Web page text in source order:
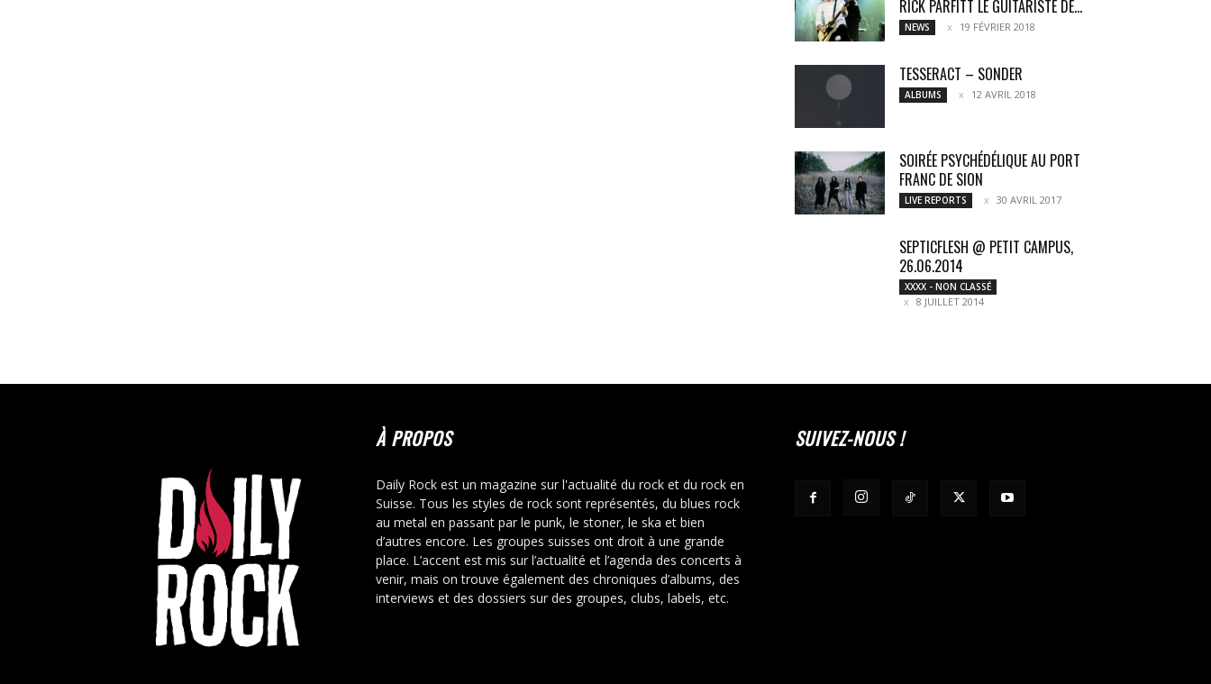
RICK PARFITT LE GUITARISTE DE...
NEWS 19 FÉVRIER 2018
TESSERACT – SONDER
ALBUMS 12 AVRIL 2018
SOIRÉE PSYCHÉDÉLIQUE AU PORT
FRANC DE SION
LIVE REPORTS 30 AVRIL 2017
SEPTICFLESH @ PETIT CAMPUS,
26.06.2014
XXXX - NON CLASSÉ
8 JUILLET 2014
À PROPOS
Daily Rock est un magazine sur l'actualité du rock et du rock en
Suisse. Tous les styles de rock sont représentés, du blues rock
au metal en passant par le punk, le stoner, le ska et bien
d’autres encore. Les groupes suisses ont droit à une grande
place. L’accent est mis sur l’actualité et l’agenda des concerts à
venir, mais on trouve également des chroniques d’albums, des
interviews et des dossiers sur des groupes, clubs, labels, etc.
SUIVEZ-NOUS !